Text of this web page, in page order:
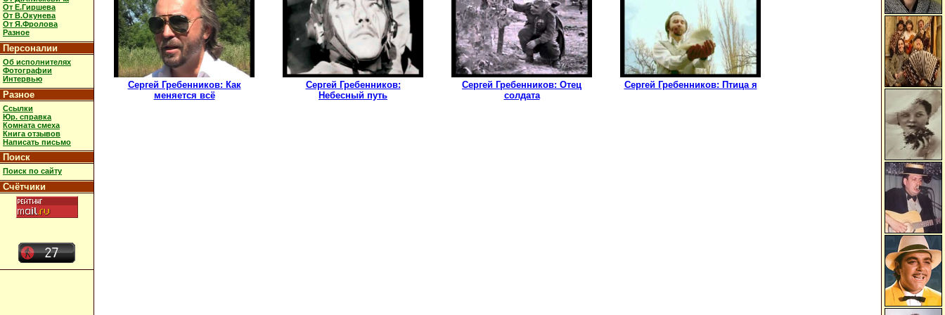
От Е.Гиршева
От В.Окунева
От Я.Фролова
Разное
Персоналии
Об исполнителях
Фотографии
Интервью
Разное
Ссылки
Юр. справка
Комната смеха
Книга отзывов
Написать письмо
Поиск
Поиск по сайту
Счётчики
Сергей Гребенников: Как
меняется всё
Сергей Гребенников:
Небесный путь
Сергей Гребенников: Отец
солдата
Сергей Гребенников: Птица я